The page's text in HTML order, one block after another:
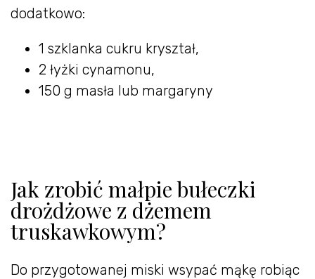
dodatkowo:
1 szklanka cukru kryształ,
2 łyżki cynamonu,
150 g masła lub margaryny
Jak zrobić małpie bułeczki
drożdżowe z dżemem
truskawkowym?
Do przygotowanej miski wsypać mąkę robiąc